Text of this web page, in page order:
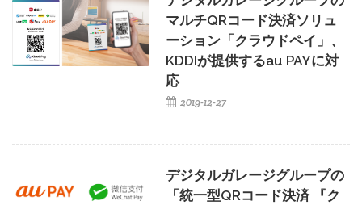
マルチQRコード決済ソリュ
ーション「クラウドペイ」、
KDDIが提供するau PAYに対
応
2019-12-27
デジタルガレージグループの
「統一型QRコード決済 『ク